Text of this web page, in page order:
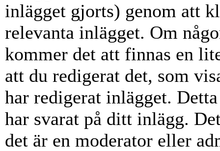
inlägget gjorts) genom att
relevanta inlägget. Om
kommer det att finnas en
att du redigerat det, som
har redigerat inlägget.
har svarat på ditt inlägg.
det är en moderator eller